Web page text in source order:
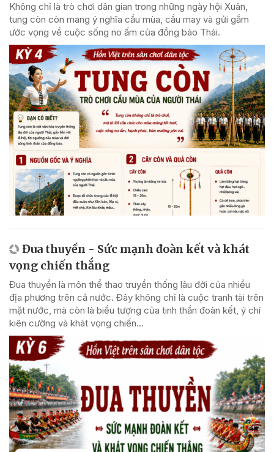
Không chỉ là trò chơi dân gian trong những ngày hội Xuân,
tung còn còn mang ý nghĩa cầu mùa, cầu may và gửi gắm
ước vọng về cuộc sống no ấm của đồng bào Thái.
Đua thuyền - Sức mạnh đoàn kết và khát
vọng chiến thắng
Đua thuyền là môn thể thao truyền thống lâu đời của nhiều
địa phương trên cả nước. Đây không chỉ là cuộc tranh tài trên
mặt nước, mà còn là biểu tượng của tinh thần đoàn kết, ý chí
kiên cường và khát vọng chiến...